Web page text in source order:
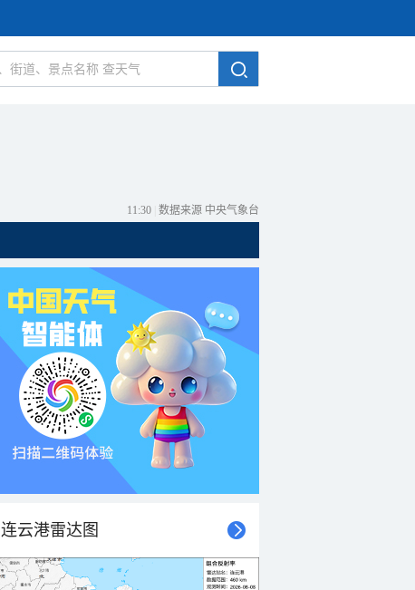
11:30 数据来源 中央气象台
连云港雷达图